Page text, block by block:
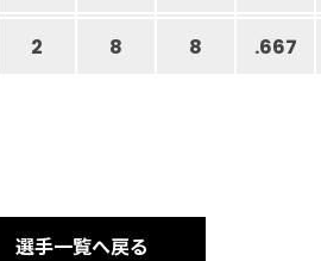
2 8 8 .667
選手一覧へ戻る